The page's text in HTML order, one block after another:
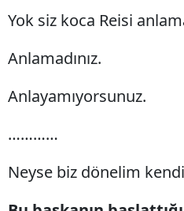
Yok siz koca Reisi
Anlamadınız.
Anlayamıyorsunuz.
…………
Neyse biz dönelim